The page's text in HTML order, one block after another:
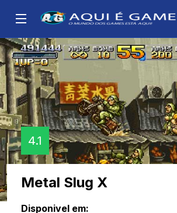
4.1
Metal Slug X
Disponivel em: